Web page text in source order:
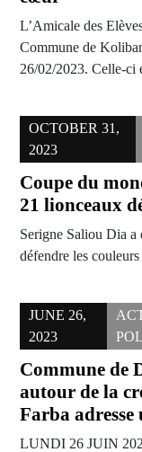
L’Amicale des
Commune de
26/02/2023. Celle-ci
OCTOBER 31,
2023
Coupe du
21 lionceaux
Serigne Saliou Dia
défendre les
JUNE 26,
2023
Commune de
autour de la
Farba
LUNDI 26 JUIN